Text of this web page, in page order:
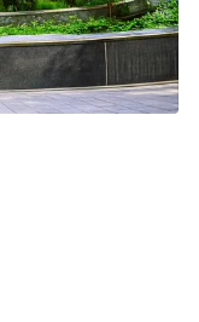
Đấu giá tài sản
Thanh toán –Thẻ
Nhà quản trị